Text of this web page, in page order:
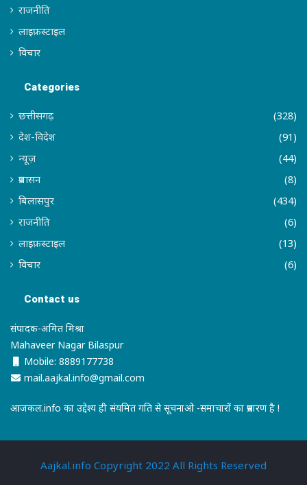
राजनीति
लाइफ़स्टाइल
विचार
Categories
छत्तीसगढ़
(328)
देश-विदेश
(91)
न्यूज़
(44)
प्रशासन
(8)
बिलासपुर
(434)
राजनीति
(6)
लाइफ़स्टाइल
(13)
विचार
(6)
Contact us
संपादक-अमित मिश्रा
Mahaveer Nagar Bilaspur
Mobile: 8889177738
mail.aajkal.info@gmail.com
आजकल.info का उद्देश्य ही संयमित गति से सूचनाओ -समाचारों का प्रसारण है !
Aajkal.info Copyright 2022 All Rights Reserved